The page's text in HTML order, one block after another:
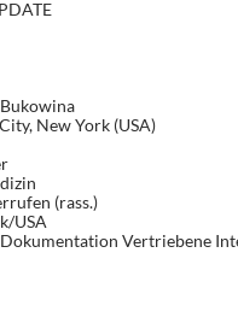
New York (USA)
(rass.)
USA
Vertriebene
Vertrieben 1938 [167]